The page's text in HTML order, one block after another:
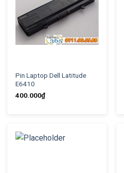
Pin Laptop Dell Latitude
E6410
400.000₫